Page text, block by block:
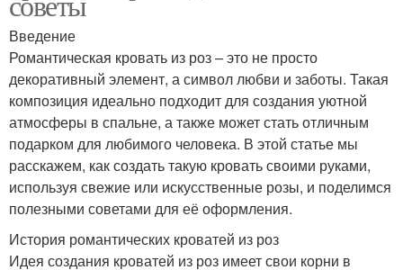
Введение
Романтическая кровать из роз – это не просто
декоративный элемент, а символ любви и заботы. Такая
композиция идеально подходит для создания уютной
атмосферы в спальне, а также может стать отличным
подарком для любимого человека. В этой статье мы
расскажем, как создать такую кровать своими руками,
используя свежие или искусственные розы, и поделимся
полезными советами для её оформления.
История романтических кроватей из роз
Идея создания кроватей из роз имеет свои корни в